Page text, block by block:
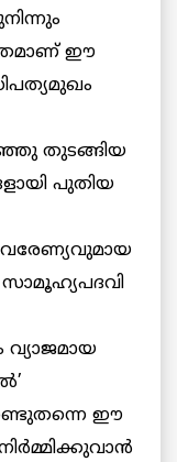
ഈ
തുടങ്ങിയ
പുതിയ
വരേണ്യവുമായ
സാമൂഹ്യപദവി
ഈ